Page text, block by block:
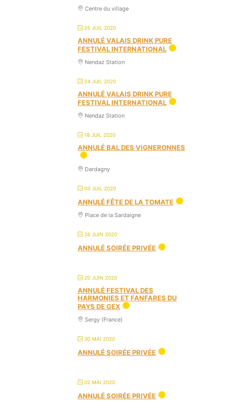
Centre du village
25 JUIL 2020
ANNULÉ VALAIS DRINK PURE
FESTIVAL INTERNATIONAL
Nendaz Station
24 JUIL 2020
ANNULÉ VALAIS DRINK PURE
FESTIVAL INTERNATIONAL
Nendaz Station
18 JUIL 2020
ANNULÉ BAL DES VIGNERONNES
Dardagny
03 JUIL 2020
ANNULÉ FÊTE DE LA TOMATE
Place de la Sardaigne
26 JUIN 2020
ANNULÉ SOIRÉE PRIVÉE
20 JUIN 2020
ANNULÉ FESTIVAL DES
HARMONIES ET FANFARES DU
PAYS DE GEX
Sergy (France)
30 MAI 2020
ANNULÉ SOIRÉE PRIVÉE
02 MAI 2020
ANNULÉ SOIRÉE PRIVÉE